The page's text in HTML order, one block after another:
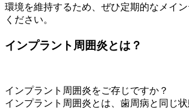
環境を維持するため、ぜひ定期的なメイ
ください。
インプラント周囲炎とは？
インプラント周囲炎をご存じですか？
インプラント周囲炎とは、歯周病と同じ